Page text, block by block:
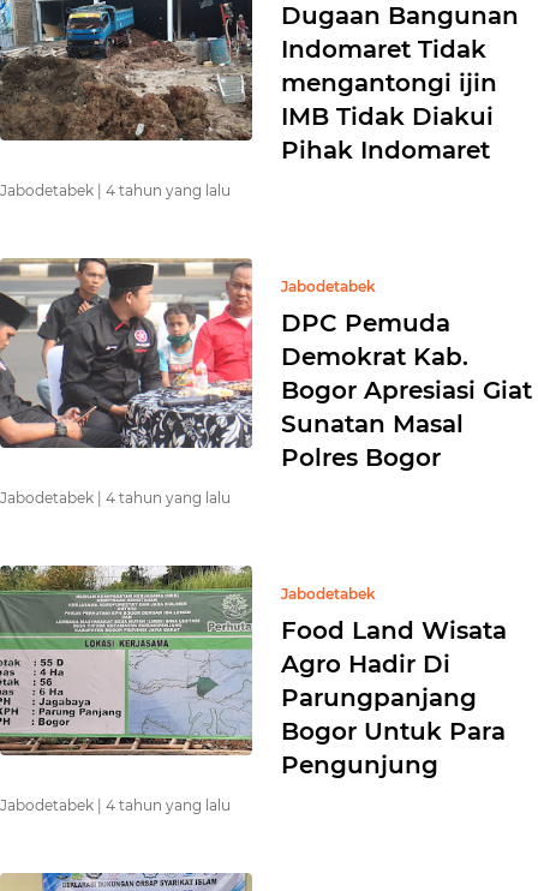
Dugaan Bangunan
Indomaret Tidak
mengantongi ijin
IMB Tidak Diakui
Pihak Indomaret
Jabodetabek | 4 tahun yang lalu
Jabodetabek
DPC Pemuda
Demokrat Kab.
Bogor Apresiasi Giat
Sunatan Masal
Polres Bogor
Jabodetabek | 4 tahun yang lalu
Jabodetabek
Food Land Wisata
Agro Hadir Di
Parungpanjang
Bogor Untuk Para
Pengunjung
Jabodetabek | 4 tahun yang lalu